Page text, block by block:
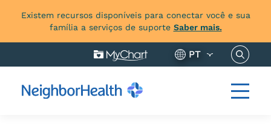
Existem recursos disponíveis para conectar você e sua
família a serviços de suporte Saber mais.
PT